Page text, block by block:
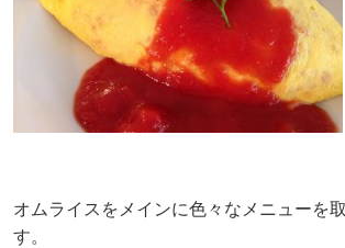
オムライスをメインに色々なメニューを
す。